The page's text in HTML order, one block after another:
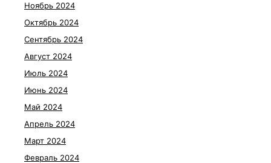
Ноябрь 2024
Октябрь 2024
Сентябрь 2024
Август 2024
Июль 2024
Июнь 2024
Май 2024
Апрель 2024
Март 2024
Февраль 2024